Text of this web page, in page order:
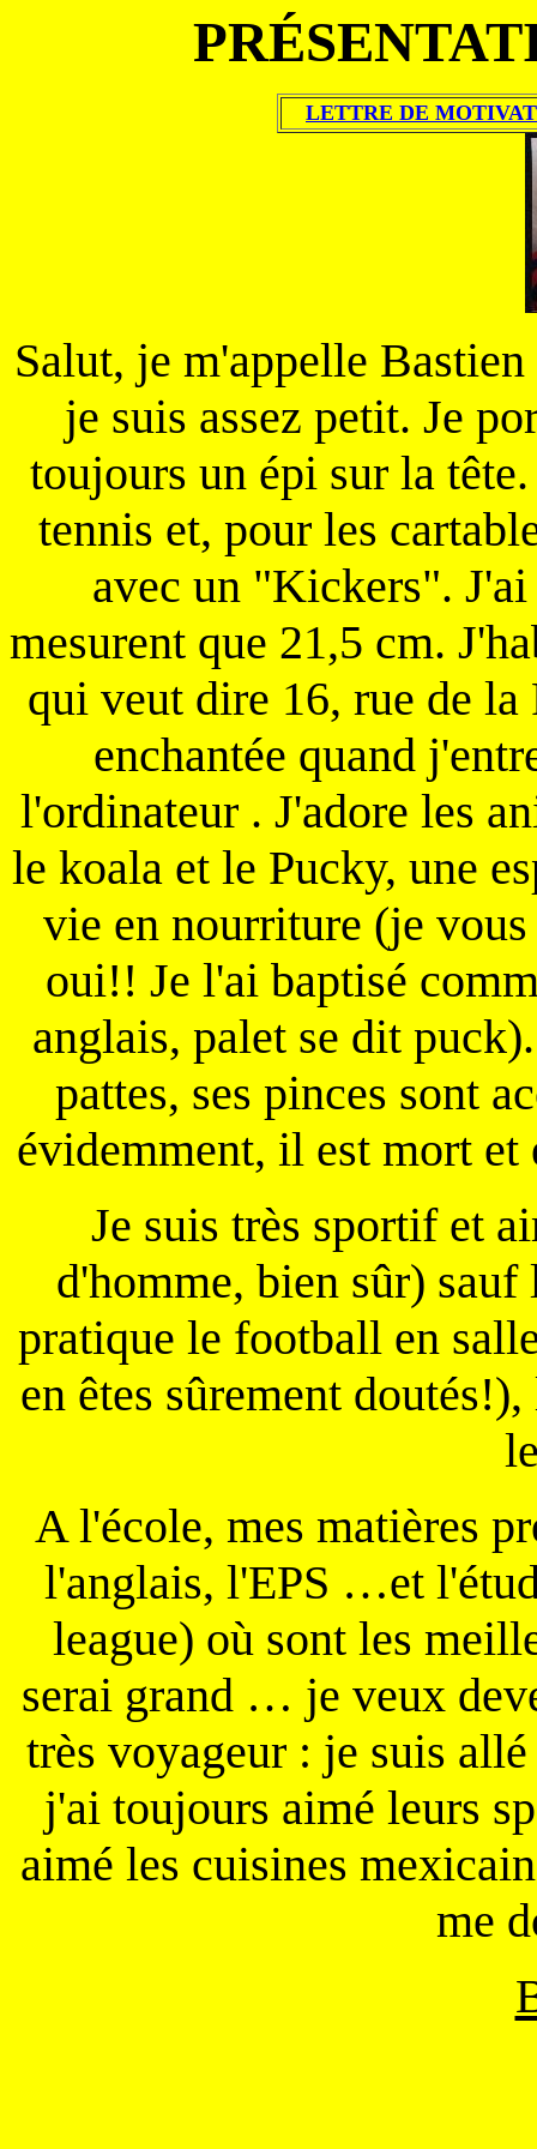
LETTRE DE
Salut, je m'appelle
je suis assez petit. Je
toujours un épi sur la
tennis et, pour les
avec un "Kickers".
mesurent que 21,5 cm.
qui veut dire 16, rue de
enchantée quand
l'ordinateur . J'adore les
le koala et le Pucky, une
vie en nourriture (je
oui!! Je l'ai baptisé
anglais, palet se dit
pattes, ses pinces sont
évidemment, il est mort et
Je suis très sportif et
d'homme, bien sûr)
pratique le football en
en êtes sûrement
A l'école, mes matières
l'anglais, l'EPS …et
league) où sont les
serai grand … je veux
très voyageur : je suis
j'ai toujours aimé leurs
aimé les cuisines
me